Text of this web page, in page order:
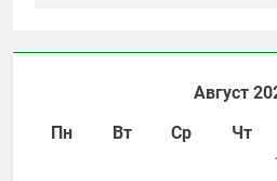
Август
Пн
Вт Ср Чт